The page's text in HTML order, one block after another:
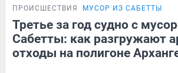
ПРОИСШЕСТВИЯ МУСОР ИЗ САБЕТТЫ
Третье за год судно с
Сабетты: как разгружают
отходы на полигоне